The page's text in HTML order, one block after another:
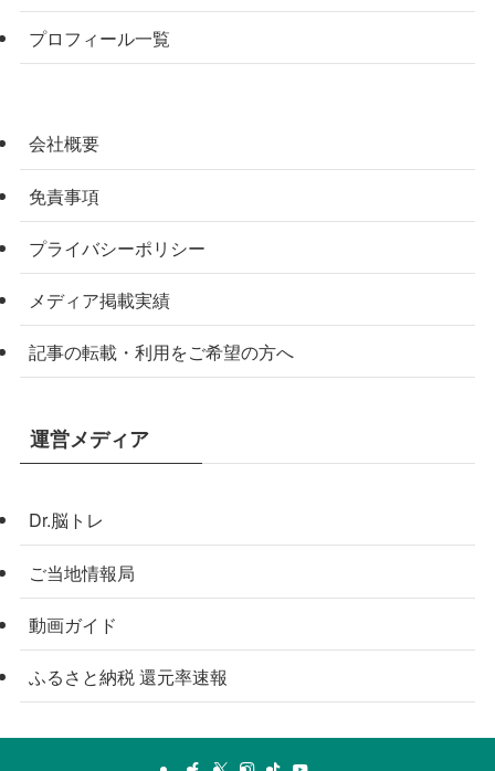
プロフィール一覧
会社概要
免責事項
プライバシーポリシー
メディア掲載実績
記事の転載・利用をご希望の方へ
運営メディア
Dr.脳トレ
ご当地情報局
動画ガイド
ふるさと納税 還元率速報